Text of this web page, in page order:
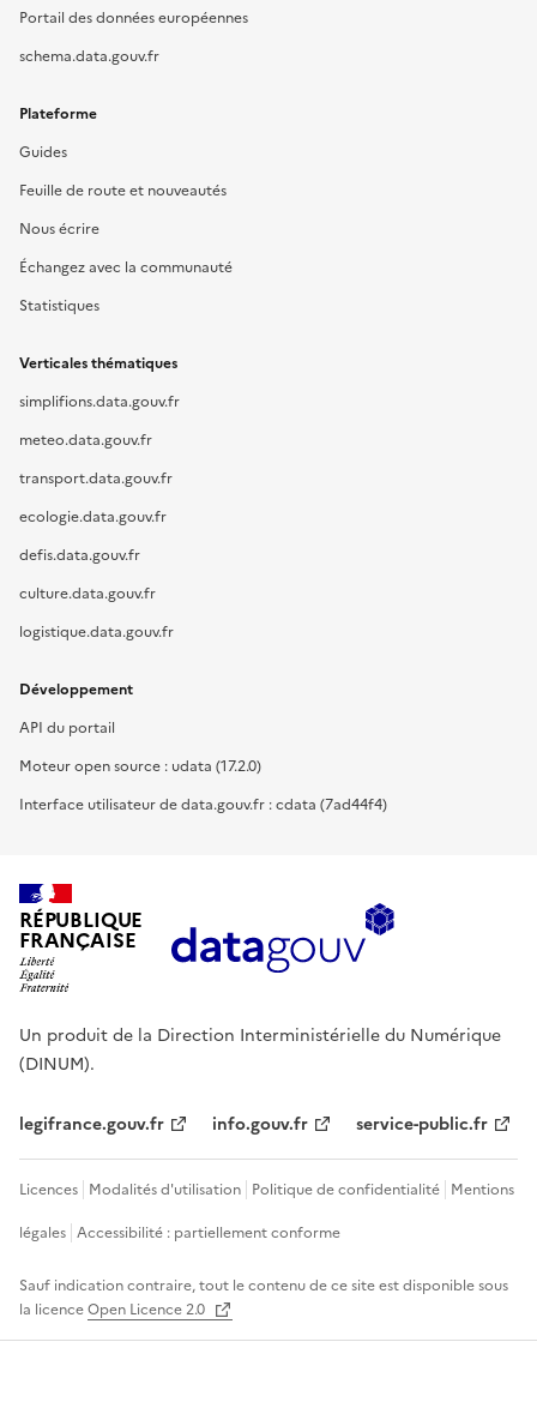
Portail des données européennes
schema.data.gouv.fr
Plateforme
Guides
Feuille de route et nouveautés
Nous écrire
Échangez avec la communauté
Statistiques
Verticales thématiques
simplifions.data.gouv.fr
meteo.data.gouv.fr
transport.data.gouv.fr
ecologie.data.gouv.fr
defis.data.gouv.fr
culture.data.gouv.fr
logistique.data.gouv.fr
Développement
API du portail
Moteur open source : udata (17.2.0)
Interface utilisateur de data.gouv.fr : cdata (7ad44f4)
RÉPUBLIQUE
FRANÇAISE
Un produit de la Direction Interministérielle du Numérique
(DINUM).
legifrance.gouv.fr info.gouv.fr service-public.fr
Licences Modalités d'utilisation Politique de confidentialité Mentions
légales Accessibilité : partiellement conforme
Sauf indication contraire, tout le contenu de ce site est disponible sous
la licenceOpen Licence 2.0